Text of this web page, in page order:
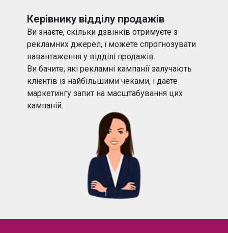
Керівнику відділу продажів
Ви знаєте, скільки дзвінків отримуєте з
рекламних джерел, і можете спрогнозувати
навантаження у відділі продажів.
Ви бачите, які рекламні кампанії залучають
клієнтів із найбільшими чеками, і даєте
маркетингу запит на масштабування цих
кампаній.